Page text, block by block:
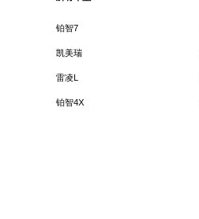
铂智7
凯美瑞
雷凌L
铂智4X